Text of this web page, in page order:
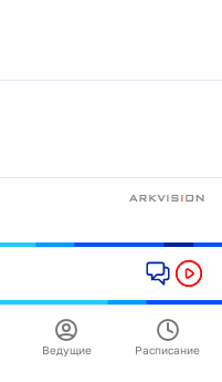
Ведущие Расписание